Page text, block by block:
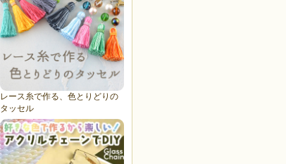
レース糸で作る、色とりどりの
タッセル